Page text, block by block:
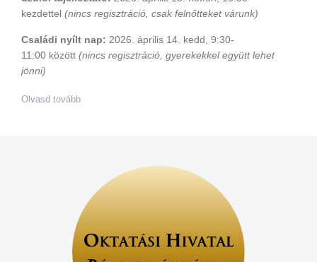
kezdettel (nincs regisztráció, csak felnőtteket várunk)
Családi nyílt nap: 2026. április 14. kedd, 9:30-
11:00 között (nincs regisztráció, gyerekekkel együtt lehet
jönni)
Olvasd tovább